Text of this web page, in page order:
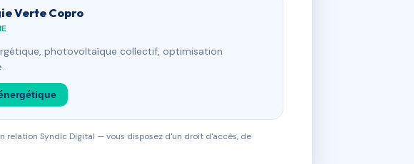
Verte Copro
photovoltaïque collectif, optimisation
relation Syndic Digital — vous disposez d'un droit d'accès, de